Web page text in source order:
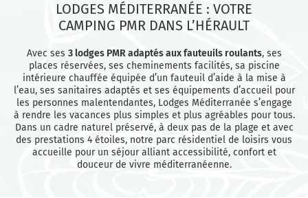
LODGES MÉDITERRANÉE : VOTRE
CAMPING PMR DANS L’HÉRAULT
Avec ses 3 lodges PMR adaptés aux fauteuils roulants, ses
places réservées, ses cheminements facilités, sa piscine
intérieure chauffée équipée d’un fauteuil d’aide à la mise à
l’eau, ses sanitaires adaptés et ses équipements d’accueil pour
les personnes malentendantes, Lodges Méditerranée s’engage
à rendre les vacances plus simples et plus agréables pour tous.
Dans un cadre naturel préservé, à deux pas de la plage et avec
des prestations 4 étoiles, notre parc résidentiel de loisirs vous
accueille pour un séjour alliant accessibilité, confort et
douceur de vivre méditerranéenne.